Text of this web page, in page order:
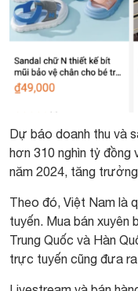
Dự báo doanh thu và
hơn 310 nghìn tỷ
năm 2024, tăng
Theo đó, Việt Nam là
tuyến. Mua bán xuyên
Trung Quốc và Hàn
trực tuyến cũng đưa